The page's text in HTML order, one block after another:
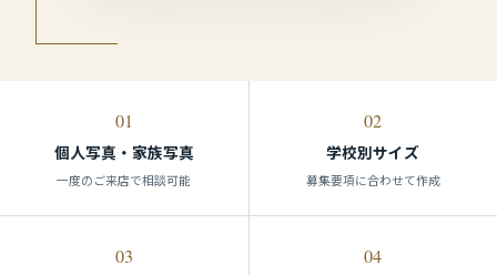
01
個人写真・家族写真
一度のご来店で相談可能
02
学校別サイズ
募集要項に合わせて作成
03 04